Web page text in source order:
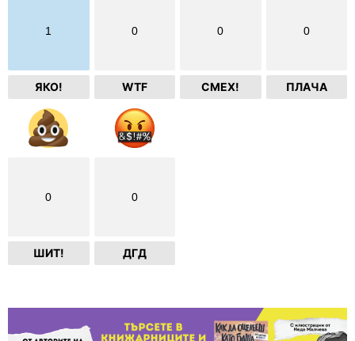
1
ЯКО!
0
WTF
0
СМЕХ!
0
ПЛАЧА
0
ШИТ!
0
ДГД